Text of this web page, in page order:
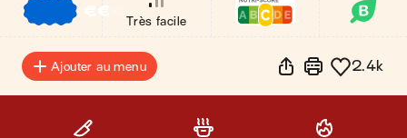
€€
Très facile
Ajouter au menu 2.4k